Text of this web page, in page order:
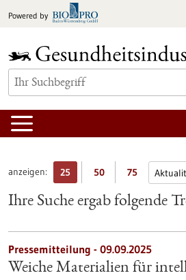
Inhalt
Powered by
anzeigen: 25 50 75
Ihre Suche ergab folgende
Pressemitteilung - 09.09.2025
Weiche Materialien für